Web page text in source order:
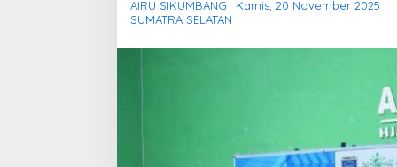
AIRU SIKUMBANG
Kamis, 20 November 2025
SUMATRA SELATAN